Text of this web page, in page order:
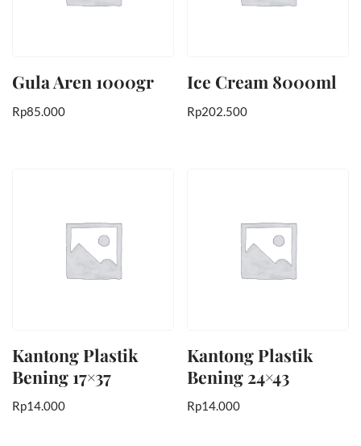
Gula Aren 1000gr
Rp85.000
Ice Cream 8000ml
Rp202.500
Kantong Plastik
Bening 17×37
Rp14.000
Kantong Plastik
Bening 24×43
Rp14.000